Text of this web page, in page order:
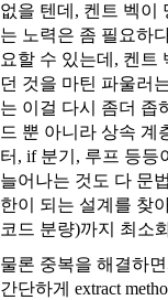
없을 텐데, 켄트 벡이
는 노력은 좀 필요하
요할 수 있는데, 켄트
던 것을 마틴 파울러
는 이걸 다시 좀더 좁
드 뿐 아니라 상속 계
터, if 분기, 루프 등등
늘어나는 것도 다 문
한이 되는 설계를 찾
코드 분량)까지 최소
물론 중복을 해결하
간단하게 extract